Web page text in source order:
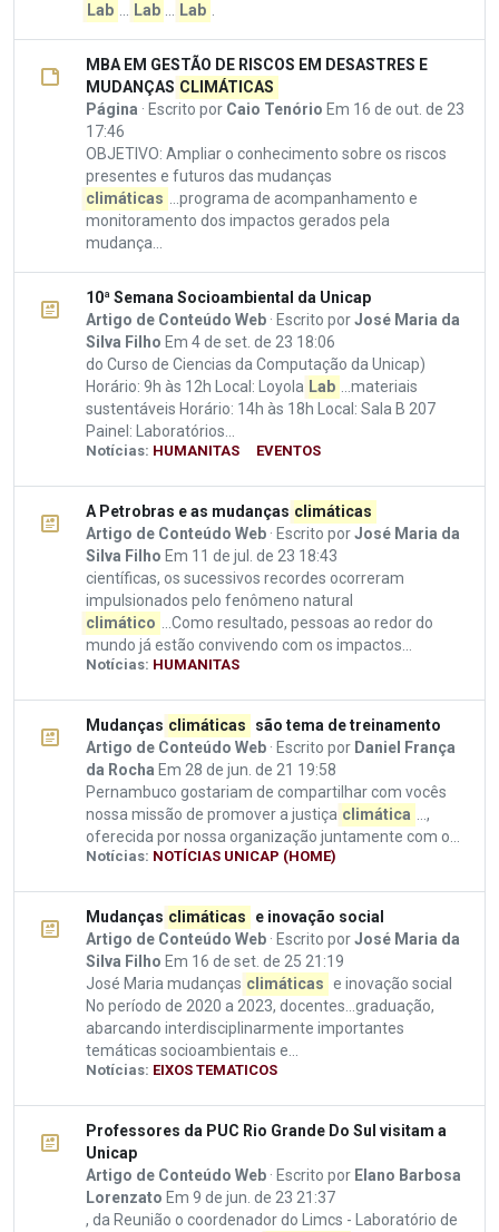
Lab
Lab Lab
MBA EM GESTÃO DE RISCOS EM DESASTRES E
MUDANÇAS CLIMÁTICAS
Página · Escrito por Caio Tenório Em 16 de out. de 23
17:46
OBJETIVO: Ampliar o conhecimento sobre os riscos
presentes e futuros das mudanças
climáticas
...programa de acompanhamento e
monitoramento dos impactos gerados pela
mudança...
10ª Semana Socioambiental da Unicap
Artigo de Conteúdo Web · Escrito porJosé Maria da
Silva Filho Em 4 de set. de 23 18:06
do Curso de Ciencias da Computação da Unicap)
Horário: 9h às 12h Local: Loyola Lab
...materiais
sustentáveis Horário: 14h às 18h Local: Sala B 207
Painel: Laboratórios...
Notícias: HUMANITAS EVENTOS
A Petrobras e as mudanças climáticas
Artigo de Conteúdo Web · Escrito porJosé Maria da
Silva Filho Em 11 de jul. de 23 18:43
científicas, os sucessivos recordes ocorreram
impulsionados pelo fenômeno natural
climático
...Como resultado, pessoas ao redor do
mundo já estão convivendo com os impactos...
Notícias: HUMANITAS
Mudanças climáticas
são tema de treinamento
Artigo de Conteúdo Web · Escrito por Daniel França
da Rocha Em 28 de jun. de 21 19:58
Pernambuco gostariam de compartilhar com vocês
nossa missão de promover a justiça climática
...,
oferecida por nossa organização juntamente com o...
Notícias: NOTÍCIAS UNICAP (HOME)
Mudanças climáticas
e inovação social
Artigo de Conteúdo Web · Escrito porJosé Maria da
Silva Filho Em 16 de set. de 25 21:19
José Maria mudanças climáticas e inovação social
No período de 2020 a 2023, docentes...graduação,
abarcando interdisciplinarmente importantes
temáticas socioambientais e...
Notícias: EIXOS TEMATICOS
Professores da PUC Rio Grande Do Sul visitam a
Unicap
Artigo de Conteúdo Web · Escrito por Elano Barbosa
Lorenzato Em 9 de jun. de 23 21:37
, da Reunião o coordenador do Limcs - Laboratório de